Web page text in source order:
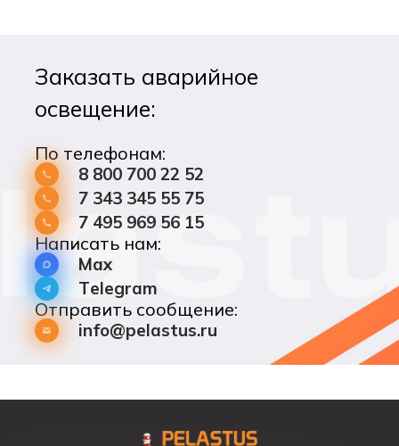
Заказать аварийное
освещение:
По телефонам:
8 800 700 22 52
7 343 345 55 75
7 495 969 56 15
Написать нам:
Max
Telegram
Отправить сообщение:
info@pelastus.ru